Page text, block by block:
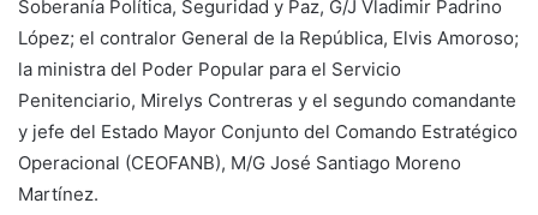
Soberanía Política, Seguridad y Paz, G/J Vladimir Padrino
López; el contralor General de la República, Elvis Amoroso;
la ministra del Poder Popular para el Servicio
Penitenciario, Mirelys Contreras y el segundo comandante
y jefe del Estado Mayor Conjunto del Comando Estratégico
Operacional (CEOFANB), M/G José Santiago Moreno
Martínez.